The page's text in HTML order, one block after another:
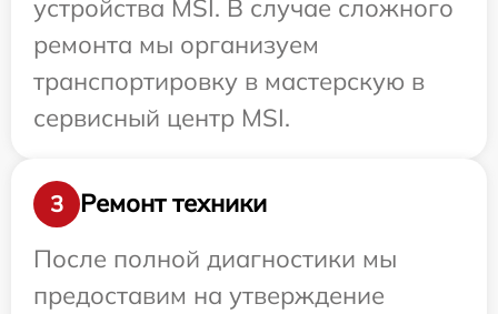
устройства MSI. В случае сложного
ремонта мы организуем
транспортировку в мастерскую в
сервисный центр MSI.
3
Ремонт техники
После полной диагностики мы
предоставим на утверждение